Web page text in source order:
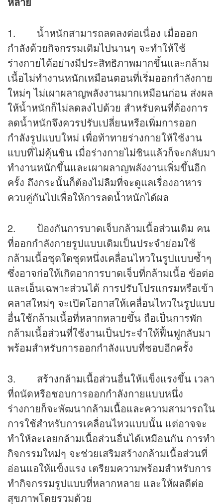
1. น้ำหนักสามารถลดลงต่อเนื่อง เมื่อออก
กำลังด้วยกิจกรรมเดิมไปนานๆ จะทำให้ใช้
ร่างกายได้อย่างมีประสิทธิภาพมากขึ้นและกล้าม
เนื้อไม่ทำงานหนักเหมือนตอนที่เริ่มออกกำลังกาย
ใหม่ๆ ไม่เผาผลาญพลังงานมากเหมือนก่อน ส่งผล
ให้น้ำหนักก็ไม่ลดลงไปด้วย สำหรับคนที่ต้องการ
ลดน้ำหนักจึงควรปรับเปลี่ยนหรือเพิ่มการออก
กำลังรูปแบบใหม่ เพื่อท้าทายร่างกายให้ใช้งาน
แบบที่ไม่คุ้นชิน เมื่อร่างกายไม่ชินแล้วก็จะกลับมา
ทำงานหนักขึ้นและเผาผลาญพลังงานเพิ่มขึ้นอีก
ครั้ง ถึงกระนั้นก็ต้องไม่ลืมที่จะดูแลเรื่องอาหาร
ควบคู่กันไปเพื่อให้การลดน้ำหนักได้ผล
2. ป้องกันการบาดเจ็บกล้ามเนื้อส่วนเดิม คน
ที่ออกกำลังกายรูปแบบเดิมเป็นประจำย่อมใช้
กล้ามเนื้อชุดใดชุดหนึ่งเคลื่อนไหวในรูปแบบซ้ำๆ
ซึ่งอาจก่อให้เกิดอาการบาดเจ็บที่กล้ามเนื้อ ข้อต่อ
และเอ็นเฉพาะส่วนได้ การปรับโปรแกรมหรือเข้า
คลาสใหม่ๆ จะเปิดโอกาสให้เคลื่อนไหวในรูปแบบ
อื่นใช้กล้ามเนื้อที่หลากหลายขึ้น ถือเป็นการพัก
กล้ามเนื้อส่วนที่ใช้งานเป็นประจำให้ฟื้นฟูกลับมา
พร้อมสำหรับการออกกำลังแบบที่ชอบอีกครั้ง
3. สร้างกล้ามเนื้อส่วนอื่นให้แข็งแรงขึ้น เวลา
ที่ถนัดหรือชอบการออกกำลังกายแบบหนึ่ง
ร่างกายก็จะพัฒนากล้ามเนื้อและความสามารถใน
การใช้สำหรับการเคลื่อนไหวแบบนั้น แต่อาจจะ
ทำให้ละเลยกล้ามเนื้อส่วนอื่นได้เหมือนกัน การทำ
กิจกรรมใหม่ๆ จะช่วยเสริมสร้างกล้ามเนื้อส่วนที่
อ่อนแอให้แข็งแรง เตรียมความพร้อมสำหรับการ
ทำกิจกรรมรูปแบบที่หลากหลาย และให้ผลดีต่อ
สุขภาพโดยรวมด้วย